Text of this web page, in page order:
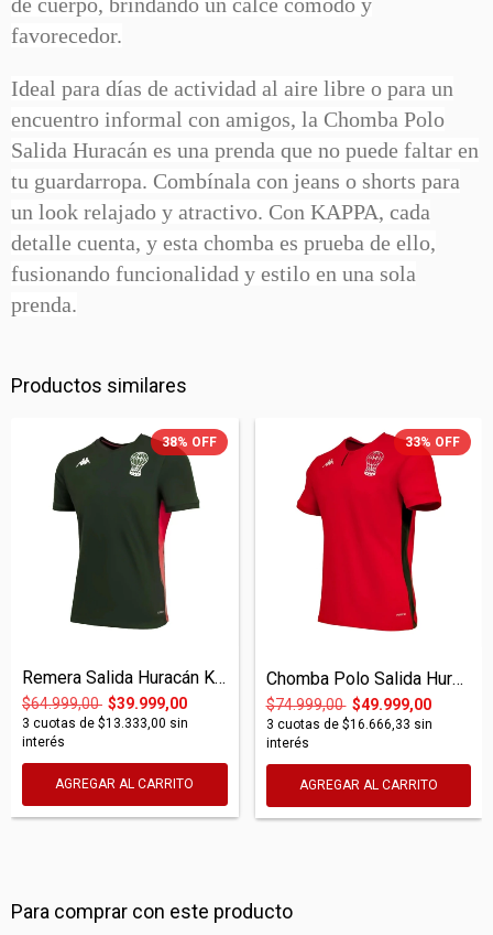
favorecedor.
Ideal para días de actividad al aire libre o para un
encuentro informal con amigos, la Chomba Polo
Salida Huracán es una prenda que no puede faltar en
tu guardarropa. Combínala con jeans o shorts para
un look relajado y atractivo. Con KAPPA, cada
detalle cuenta, y esta chomba es prueba de ello,
fusionando funcionalidad y estilo en una sola
prenda.
Productos similares
38% OFF
Remera Salida Huracán Kappa 2025 Verde
$64.999,00 $39.999,00
3 cuotas de $13.333,00 sin
interés
AGREGAR AL CARRITO
33% OFF
Chomba Polo Salida Huracán Kappa 2025 Ro...
$74.999,00 $49.999,00
3 cuotas de $16.666,33 sin
interés
AGREGAR AL CARRITO
Para comprar con este producto